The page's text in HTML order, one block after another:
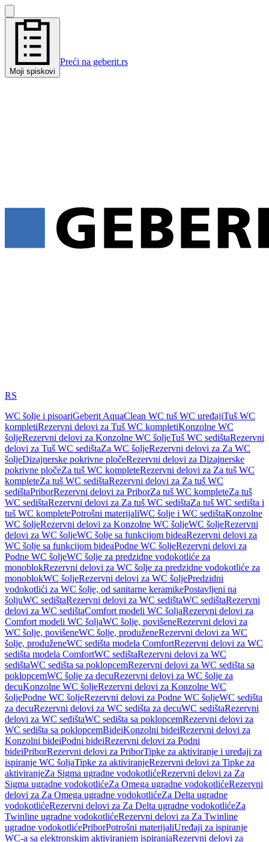
Moji spiskovi
Preći na geberit.rs
RS
WC šolje i pisoariGeberit AquaClean WC tuš WC uređajiTuš WC
kompletiRezervni delovi za Tuš WC kompletiKonzolne WC
šoljeRezervni delovi za Konzolne WC šoljeTuš WC sedištaRezervni
delovi za Tuš WC sedištaZa WC šoljeRezervni delovi za Za WC
šoljeDizajnerske pokrivne pločeRezervni delovi za Dizajnerske
pokrivne pločeZa tuš WC kompleteRezervni delovi za Za tuš WC
kompleteZa tuš WC sedištaRezervni delovi za Za tuš WC
sedištaPriborRezervni delovi za PriborZa tuš WC kompleteZa tuš
WC sedištaRezervni delovi za Za tuš WC sedištaZa tuš WC sedišta i
tuš WC kompletePotrošni materijaliWC šolje i WC sedištaKonzolne
WC šoljeRezervni delovi za Konzolne WC šoljeWC šoljeRezervni
delovi za WC šoljeWC šolje sa funkcijom bideaRezervni delovi za
WC šolje sa funkcijom bideaPodne WC šoljeRezervni delovi za
Podne WC šoljeWC šolje za predzidne vodokotliće za
monoblokRezervni delovi za WC šolje za predzidne vodokotliće za
monoblokWC šoljeRezervni delovi za WC šoljePredzidni
vodokotlići za WC šolje, od sanitarne keramikePostavljeni na
šoljuWC sedištaRezervni delovi za WC sedištaWC sedištaRezervni
delovi za WC sedištaComfort modeli WC šoljaRezervni delovi za
Comfort modeli WC šoljaWC šolje, povišeneRezervni delovi za
WC šolje, povišeneWC šolje, produženeRezervni delovi za WC
šolje, produženeWC sedišta modela ComfortRezervni delovi za WC
sedišta modela ComfortWC sedištaRezervni delovi za WC
sedištaWC sedišta sa poklopcemRezervni delovi za WC sedišta sa
poklopcemWC šolje za decuRezervni delovi za WC šolje za
decuKonzolne WC šoljeRezervni delovi za Konzolne WC
šoljePodne WC šoljeRezervni delovi za Podne WC šoljeWC sedišta
za decuRezervni delovi za WC sedišta za decuWC sedištaRezervni
delovi za WC sedištaWC sedišta sa poklopcemRezervni delovi za
WC sedišta sa poklopcemBideiKonzolni bideiRezervni delovi za
Konzolni bideiPodni bideiRezervni delovi za Podni
bideiPriborRezervni delovi za PriborTipke za aktiviranje i uređaji za
ispiranje WC šoljaTipke za aktiviranjeRezervni delovi za Tipke za
aktiviranjeZa Sigma ugradne vodokotlićeRezervni delovi za Za
Sigma ugradne vodokotlićeZa Omega ugradne vodokotlićeRezervni
delovi za Za Omega ugradne vodokotlićeZa Delta ugradne
vodokotlićeRezervni delovi za Za Delta ugradne vodokotlićeZa
Twinline ugradne vodokotlićeRezervni delovi za Za Twinline
ugradne vodokotlićePriborPotrošni materijaliUređaji za ispiranje
WC-a sa elektronskim aktiviranjem ispiranjaRezervni delovi za